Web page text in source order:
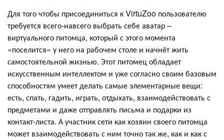
Для того чтобы присоединиться к VirtuZoo пользователю
требуется всего-навсего выбрать себе аватар –
виртуального питомца, который с этого момента
«поселится» у него на рабочем столе и начнёт жить
самостоятельной жизнью. Этот питомец обладает
искусственным интеллектом и уже согласно своим базовым
способностям умеет делать самые элементарные вещи:
есть, спать, гадить, играть, отдыхать, взаимодействовать с
предметами и даже отправлять письма и подарки из
контакт-листа. А участник сети как хозяин своего питомца
может взаимодействовать с ним точно так же, как и как с